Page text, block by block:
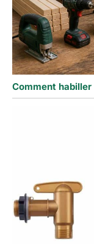
Comment habiller